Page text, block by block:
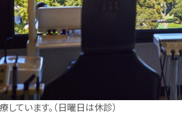
しています。（日曜日は休診）